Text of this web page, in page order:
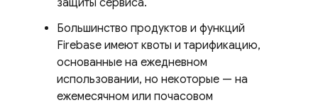
защиты сервиса.
Большинство продуктов и функций
Firebase имеют квоты и тарификацию,
основанные на ежедневном
использовании, но некоторые — на
ежемесячном или почасовом